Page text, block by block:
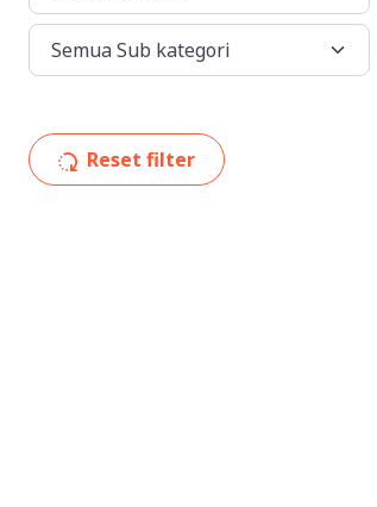
Reset filter